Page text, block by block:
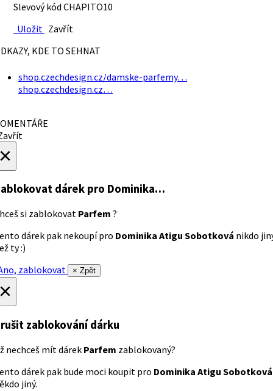
Slevový kód CHAPITO10
Uložit Zavřít
KDE TO SEHNAT
shop.czechdesign.cz/damske-parfemy…
shop.czechdesign.cz…
dárek pro Dominika…
si zablokovat Parfem ?
dárek pak nekoupí pro Dominika Atigu Sobotková nikdo
ty :)
zablokovat
× Zpět
zablokování dárku
nechceš mít dárek Parfem zablokovaný?
dárek pak bude moci koupit pro Dominika Atigu Sobotková
jiný.